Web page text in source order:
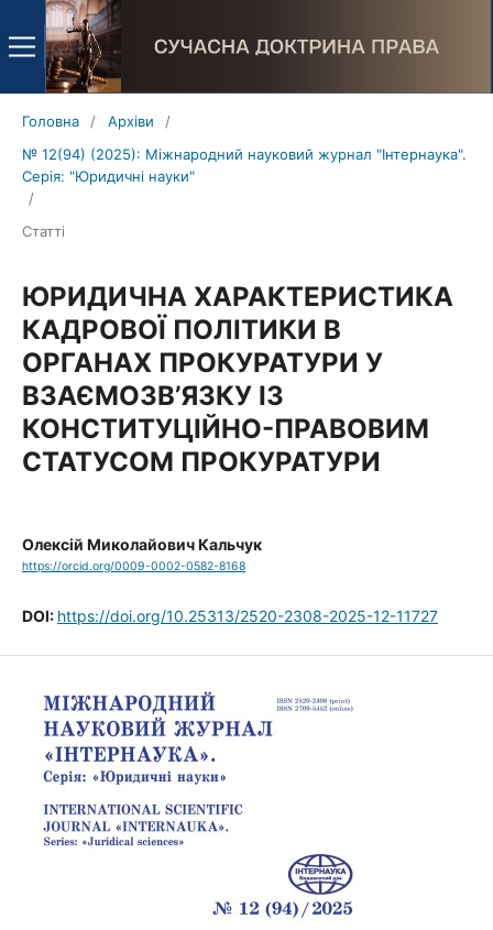
Головна / Архіви
/
№ 12(94) (2025): Міжнародний науковий журнал "Інтернаука".
Серія: "Юридичні науки"
/
Статті
ЮРИДИЧНА ХАРАКТЕРИСТИКА
КАДРОВОЇ ПОЛІТИКИ В
ОРГАНАХ ПРОКУРАТУРИ У
ВЗАЄМОЗВ’ЯЗКУ ІЗ
КОНСТИТУЦІЙНО-ПРАВОВИМ
СТАТУСОМ ПРОКУРАТУРИ
Олексій Миколайович Кальчук
https://orcid.org/0009-0002-0582-8168
DOI: https://doi.org/10.25313/2520-2308-2025-12-11727